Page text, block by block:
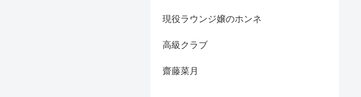
現役ラウンジ嬢のホンネ
高級クラブ
齋藤菜月